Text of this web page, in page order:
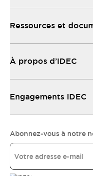
Ressources et
À propos d’IDEC
Engagements IDEC
Abonnez-vous à notre